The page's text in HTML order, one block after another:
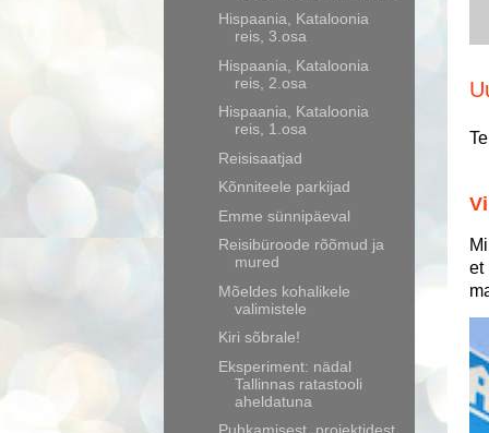
et
Hispaania, Kataloonia
reis, 3.osa
Hispaania, Kataloonia
reis, 2.osa
Hispaania, Kataloonia
reis, 1.osa
Reisisaatjad
Kõnniteele parkijad
Emme sünnipäeval
Reisibüroode rõõmud ja
mured
Mõeldes kohalikele
valimistele
Kiri sõbrale!
Eksperiment: nädal
Tallinnas ratastooli
aheldatuna